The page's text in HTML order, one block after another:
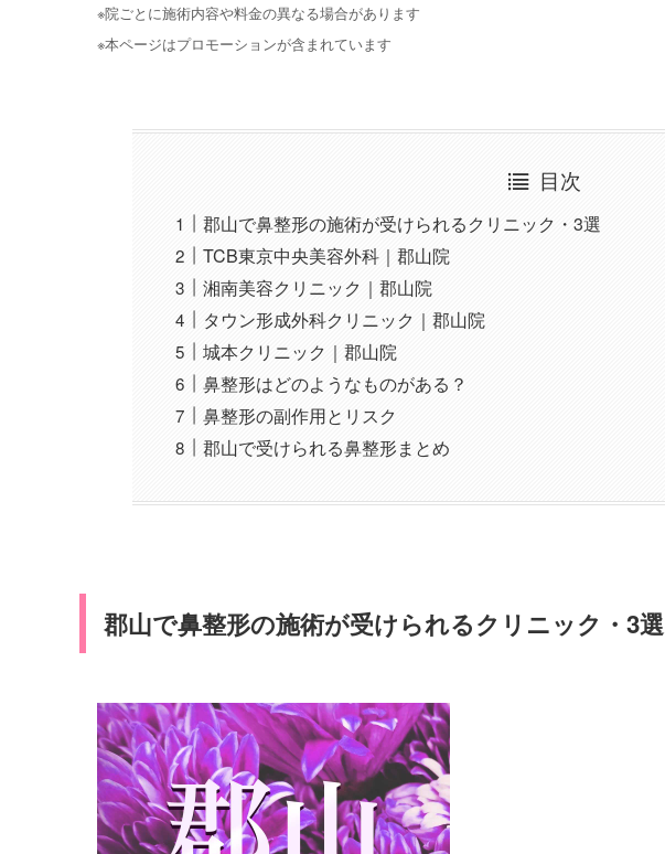
※院ごとに施術内容や料金の異なる場合があります
※本ページはプロモーションが含まれています
目次
郡山で鼻整形の施術が受けられるクリニック・3選
TCB東京中央美容外科｜郡山院
湘南美容クリニック｜郡山院
タウン形成外科クリニック｜郡山院
城本クリニック｜郡山院
鼻整形はどのようなものがある？
鼻整形の副作用とリスク
郡山で受けられる鼻整形まとめ
郡山で鼻整形の施術が受けられるクリニック・3選